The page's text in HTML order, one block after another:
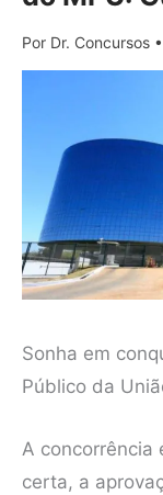
Por Dr. Concursos •
Sonha em
Público da
A concorrência
certa, a